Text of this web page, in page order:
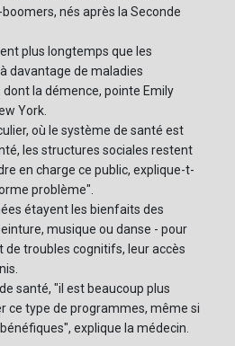
nés après la Seconde
plus longtemps que les
davantage de maladies
la démence, pointe Emily
York.
où le système de santé est
les structures sociales restent
en charge ce public, explique-t-
problème".
étayent les bienfaits des
musique ou danse - pour
de troubles cognitifs, leur accès
santé, "il est beaucoup plus
ce type de programmes, même si
explique la médecin.